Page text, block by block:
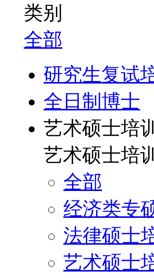
类别
全部
研究生复试
全日制博士
艺术硕士培训
艺术硕士培训
全部
经济类专
法律硕士
艺术硕士